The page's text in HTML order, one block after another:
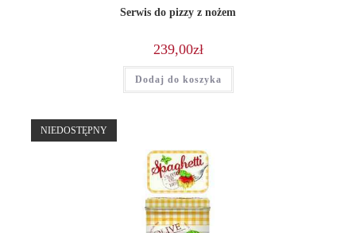
Serwis do pizzy z nożem
239,00zł
Dodaj do koszyka
NIEDOSTĘPNY